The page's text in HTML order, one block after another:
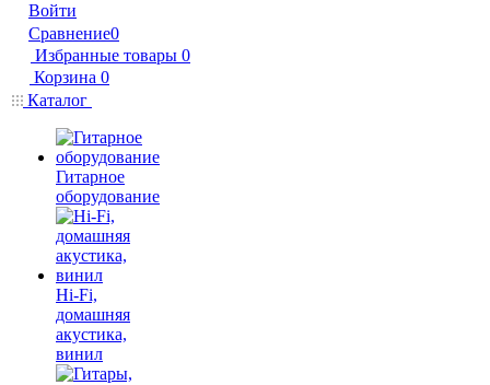
Войти
Сравнение0
Избранные товары 0
Корзина 0
Каталог
Гитарное
оборудование
Hi-Fi,
домашняя
акустика,
винил